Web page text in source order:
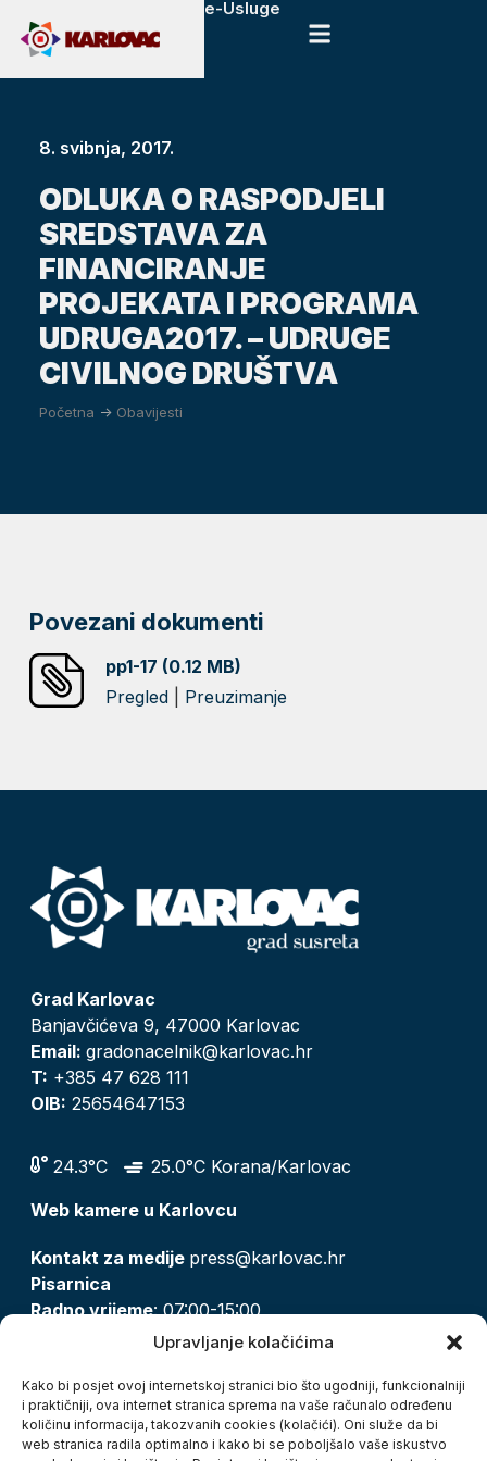
Upravljanje kolačićima
Kako bi posjet ovoj internetskoj stranici bio što ugodniji, funkcionalniji
i praktičniji, ova internet stranica sprema na vaše računalo određenu
količinu informacija, takozvanih cookies (kolačići). Oni služe da bi
web stranica radila optimalno i kako bi se poboljšalo vaše iskustvo
e-Usluge
8. svibnja, 2017.
ODLUKA O RASPODJELI
SREDSTAVA ZA
FINANCIRANJE
PROJEKATA I PROGRAMA
UDRUGA2017. – UDRUGE
CIVILNOG DRUŠTVA
Početna -> Obavijesti
Povezani dokumenti
pp1-17 (0.12 MB)
Pregled
Preuzimanje
Grad Karlovac
Banjavčićeva 9, 47000 Karlovac
Email: gradonacelnik@karlovac.hr
T: +385 47 628 111
OIB: 25654647153
24.3°C
25.0°C Korana/Karlovac
Web kamere u Karlovcu
Kontakt za medije press@karlovac.hr
Pisarnica
Radno vrijeme: 07:00-15:00
pisarnica@karlovac.hr
Zaštita osobnih podataka